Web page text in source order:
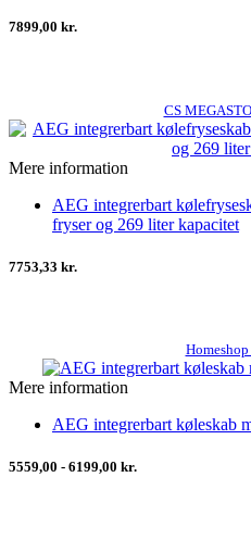
7899,00 kr.
CS
Mere information
AEG integrerbart
fryser og 269 liter kapacitet
7753,33 kr.
Mere information
AEG integrerbart køleskab
5559,00 - 6199,00 kr.